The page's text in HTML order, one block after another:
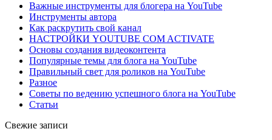
Важные инструменты для блогера на YouTube
Инструменты автора
Как раскрутить свой канал
НАСТРОЙКИ YOUTUBE COM ACTIVATE
Основы создания видеоконтента
Популярные темы для блога на YouTube
Правильный свет для роликов на YouTube
Разное
Советы по ведению успешного блога на YouTube
Статьи
Свежие записи